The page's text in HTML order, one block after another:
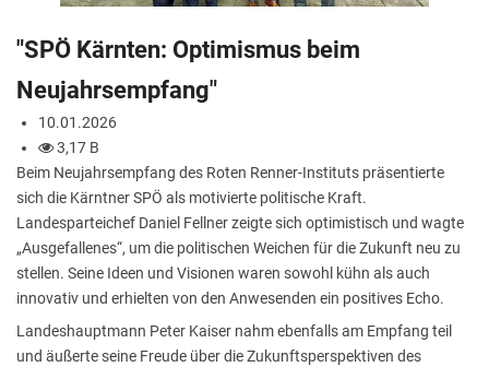
"SPÖ Kärnten: Optimismus beim
Neujahrsempfang"
10.01.2026
3,17 B
Beim Neujahrsempfang des Roten Renner-Instituts präsentierte
sich die Kärntner SPÖ als motivierte politische Kraft.
Landesparteichef Daniel Fellner zeigte sich optimistisch und wagte
„Ausgefallenes“, um die politischen Weichen für die Zukunft neu zu
stellen. Seine Ideen und Visionen waren sowohl kühn als auch
innovativ und erhielten von den Anwesenden ein positives Echo.
Landeshauptmann Peter Kaiser nahm ebenfalls am Empfang teil
und äußerte seine Freude über die Zukunftsperspektiven des